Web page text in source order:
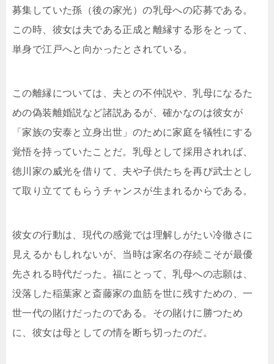
募集していた孫（後の家光）の乳母への応募である。
この時、彼女は夫である正成と離縁する形をとって、
単身で江戸へと向かったとされている。
この離縁については、夫との不仲説や、乳母になるた
めの偽装離婚説など諸説あるが、確かなのは彼女が
「家族の安泰と立身出世」のために家庭を犠牲にする
覚悟を持っていたことだ。乳母として採用されれば、
徳川家の威光を借りて、夫や子供たちを再び武士とし
て取り立ててもらうチャンスが生まれるからである。
彼女の行動は、現代の感覚では理解しがたい冷徹さに
見えるかもしれないが、当時は家名の存続こそが最優
先される時代だった。福にとって、乳母への志願は、
没落した稲葉家と斎藤家の血筋を世に残すための、一
世一代の賭けだったのである。その賭けに勝つため
に、彼女は母としての情を断ち切ったのだ。